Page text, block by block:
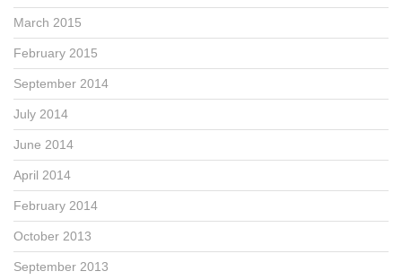
March 2015
February 2015
September 2014
July 2014
June 2014
April 2014
February 2014
October 2013
September 2013